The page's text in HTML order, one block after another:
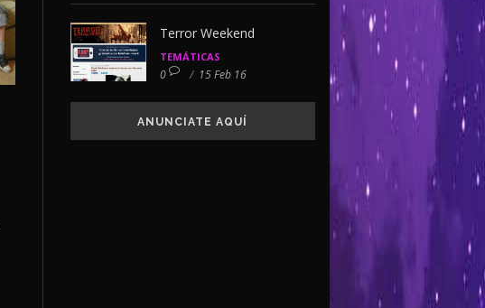
Terror Weekend
TEMÁTICAS
0 / 15 Feb 16
ANUNCIATE AQUÍ